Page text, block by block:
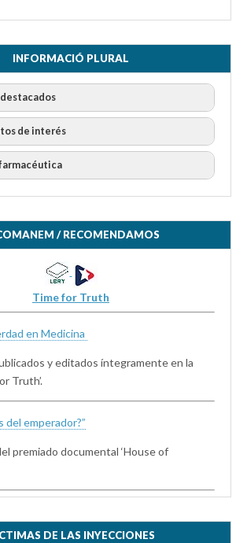
INFORMACIÓ PLURAL
de interés
/ RECOMENDAMOS
Time for Truth
en Medicina
y editados íntegramente en la
Truth’.
del emperador?”
premiado documental ‘House of
DE LAS INYECCIONES